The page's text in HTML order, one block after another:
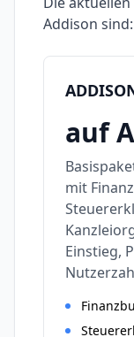
Addison sind:
auf
mit
Einstieg,